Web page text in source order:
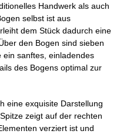
Handwerk als auch
selbst ist aus
dem Stück dadurch eine
den Bogen sind sieben
ein sanftes, einladendes
des Bogens optimal zur
eine exquisite Darstellung
zeigt auf der rechten
verziert ist und